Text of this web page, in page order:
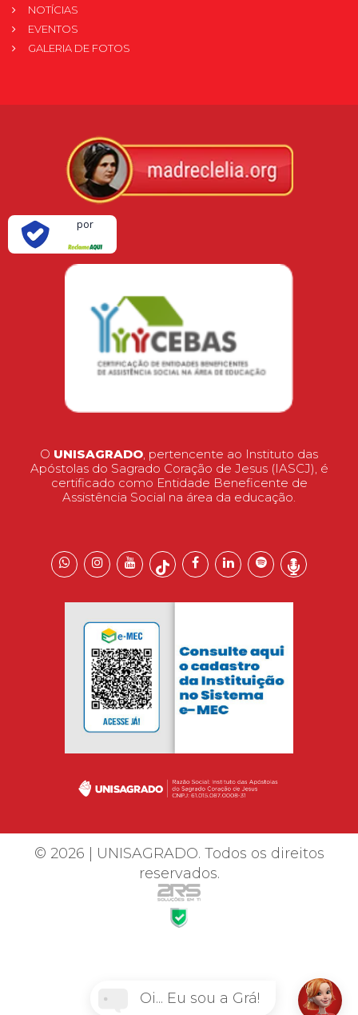
NOTÍCIAS
EVENTOS
GALERIA DE FOTOS
por
O UNISAGRADO, pertencente ao Instituto das
Apóstolas do Sagrado Coração de Jesus (IASCJ), é
certificado como Entidade Beneficente de
Assistência Social na área da educação.
© 2026 | UNISAGRADO. Todos os direitos
reservados.
Oi... Eu sou a Grá!